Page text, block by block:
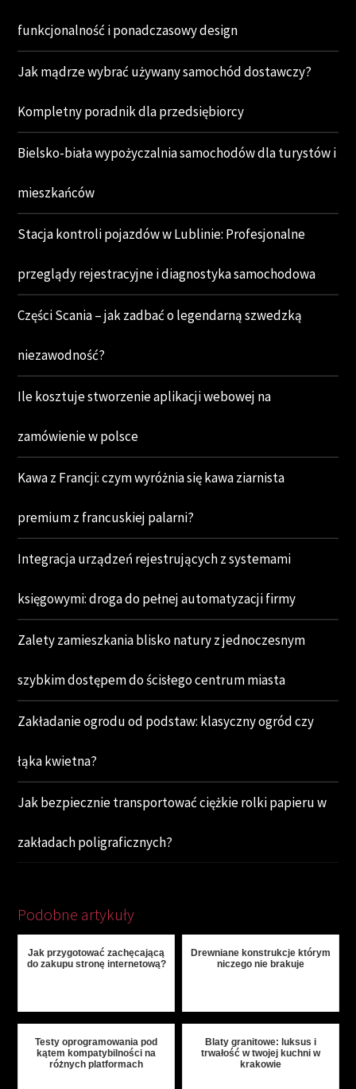
funkcjonalność i ponadczasowy design
Jak mądrze wybrać używany samochód dostawczy?
Kompletny poradnik dla przedsiębiorcy
Bielsko-biała wypożyczalnia samochodów dla turystów i
mieszkańców
Stacja kontroli pojazdów w Lublinie: Profesjonalne
przeglądy rejestracyjne i diagnostyka samochodowa
Części Scania – jak zadbać o legendarną szwedzką
niezawodność?
Ile kosztuje stworzenie aplikacji webowej na
zamówienie w polsce
Kawa z Francji: czym wyróżnia się kawa ziarnista
premium z francuskiej palarni?
Integracja urządzeń rejestrujących z systemami
księgowymi: droga do pełnej automatyzacji firmy
Zalety zamieszkania blisko natury z jednoczesnym
szybkim dostępem do ścisłego centrum miasta
Zakładanie ogrodu od podstaw: klasyczny ogród czy
łąka kwietna?
Jak bezpiecznie transportować ciężkie rolki papieru w
zakładach poligraficznych?
Podobne artykuły
Jak przygotować zachęcającą
do zakupu stronę internetową?
Drewniane konstrukcje którym
niczego nie brakuje
Testy oprogramowania pod
kątem kompatybilności na
różnych platformach
Blaty granitowe: luksus i
trwałość w twojej kuchni w
krakowie